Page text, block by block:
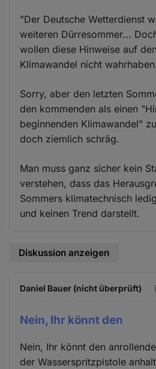
"Der Deutsche Wetterdienst
weiteren Dürresommer...
wollen diese Hinweise auf
Klimawandel nicht
Sorry, aber den letzten
den kommenden als einen
beginnenden Klimawandel"
doch ziemlich schräg.
Man muss ganz sicher kein
verstehen, dass das
Sommers klimatechnisch
und keinen Trend darstellt.
Diskussion anzeigen
Daniel Bauer (nicht überprüft)
Nein, Ihr könnt den
Nein, Ihr könnt den
der Wasserspritzpistole